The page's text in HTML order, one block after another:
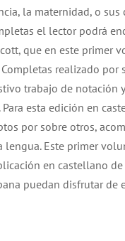
la maternidad, o sus
el lector podrá
que en este primer
realizado
trabajo de notación
esta edición en
por sobre otros,
Este primer
en castellano
puedan disfrutar de